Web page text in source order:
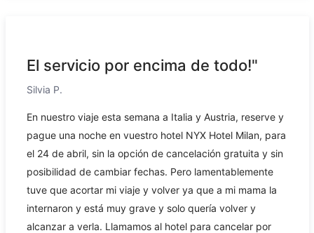
El servicio por encima de todo!"
Silvia P.
En nuestro viaje esta semana a Italia y Austria, reserve y
pague una noche en vuestro hotel NYX Hotel Milan, para
el 24 de abril, sin la opción de cancelación gratuita y sin
posibilidad de cambiar fechas. Pero lamentablemente
tuve que acortar mi viaje y volver ya que a mi mama la
internaron y está muy grave y solo quería volver y
alcanzar a verla. Llamamos al hotel para cancelar por